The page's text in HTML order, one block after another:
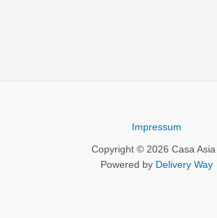
Impressum
Copyright © 2026 Casa Asia |
Powered by Delivery Way